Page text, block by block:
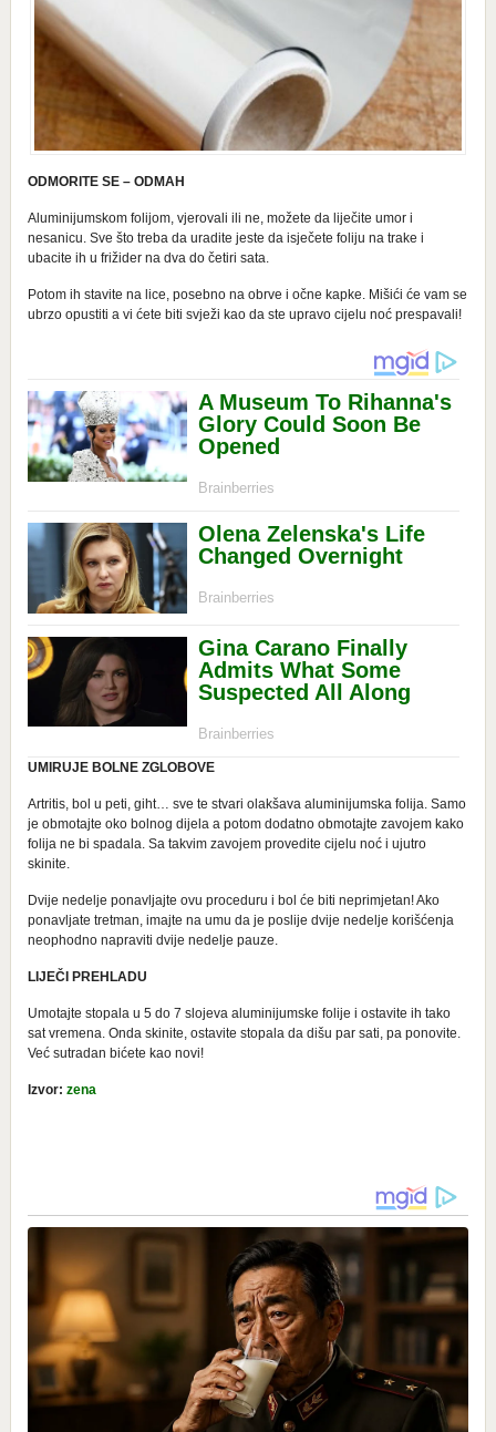
ODMORITE SE – ODMAH
Aluminijumskom folijom, vjerovali ili ne, možete da liječite umor i
nesanicu. Sve što treba da uradite jeste da isječete foliju na trake i
ubacite ih u frižider na dva do četiri sata.
Potom ih stavite na lice, posebno na obrve i očne kapke. Mišići će vam se
ubrzo opustiti a vi ćete biti svježi kao da ste upravo cijelu noć prespavali!
UMIRUJE BOLNE ZGLOBOVE
Artritis, bol u peti, giht… sve te stvari olakšava aluminijumska folija. Samo
je obmotajte oko bolnog dijela a potom dodatno obmotajte zavojem kako
folija ne bi spadala. Sa takvim zavojem provedite cijelu noć i ujutro
skinite.
Dvije nedelje ponavljajte ovu proceduru i bol će biti neprimjetan! Ako
ponavljate tretman, imajte na umu da je poslije dvije nedelje korišćenja
neophodno napraviti dvije nedelje pauze.
LIJEČI PREHLADU
Umotajte stopala u 5 do 7 slojeva aluminijumske folije i ostavite ih tako
sat vremena. Onda skinite, ostavite stopala da dišu par sati, pa ponovite.
Već sutradan bićete kao novi!
Izvor: zena